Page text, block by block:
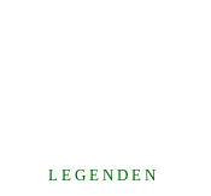
L E G E N D E N